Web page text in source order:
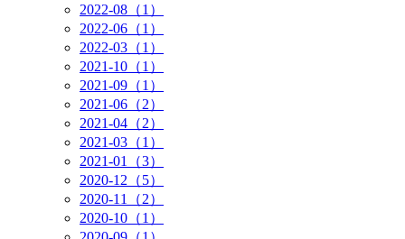
2022-08（1）
2022-06（1）
2022-03（1）
2021-10（1）
2021-09（1）
2021-06（2）
2021-04（2）
2021-03（1）
2021-01（3）
2020-12（5）
2020-11（2）
2020-10（1）